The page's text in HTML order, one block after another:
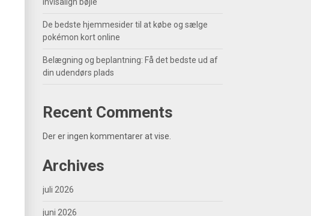
De bedste hjemmesider til at købe og sælge
pokémon kort online
Belægning og beplantning: Få det bedste ud af
din udendørs plads
Recent Comments
Der er ingen kommentarer at vise.
Archives
juli 2026
juni 2026